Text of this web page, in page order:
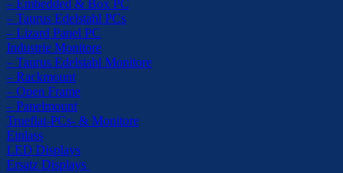
– Embedded & Box PC
– Taurus Edelstahl PCs
– Lizard Panel PC
Industrie Monitore
– Taurus Edelstahl Monitore
– Rackmount
– Open Frame
– Panelmount
Trueflat-PCs- & Monitore
Einlass
LED Displays
Ersatz Displays